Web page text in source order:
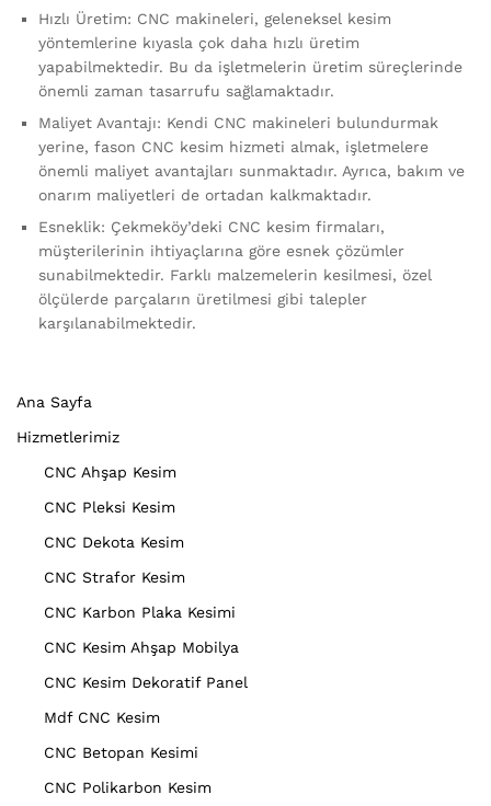
Hızlı Üretim: CNC makineleri, geleneksel kesim
yöntemlerine kıyasla çok daha hızlı üretim
yapabilmektedir. Bu da işletmelerin üretim süreçlerinde
önemli zaman tasarrufu sağlamaktadır.
Maliyet Avantajı: Kendi CNC makineleri bulundurmak
yerine, fason CNC kesim hizmeti almak, işletmelere
önemli maliyet avantajları sunmaktadır. Ayrıca, bakım ve
onarım maliyetleri de ortadan kalkmaktadır.
Esneklik: Çekmeköy’deki CNC kesim firmaları,
müşterilerinin ihtiyaçlarına göre esnek çözümler
sunabilmektedir. Farklı malzemelerin kesilmesi, özel
ölçülerde parçaların üretilmesi gibi talepler
karşılanabilmektedir.
Ana Sayfa
Hizmetlerimiz
CNC Ahşap Kesim
CNC Pleksi Kesim
CNC Dekota Kesim
CNC Strafor Kesim
CNC Karbon Plaka Kesimi
CNC Kesim Ahşap Mobilya
CNC Kesim Dekoratif Panel
Mdf CNC Kesim
CNC Betopan Kesimi
CNC Polikarbon Kesim